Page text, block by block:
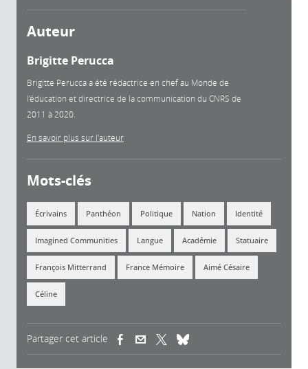
Auteur
Brigitte Perucca
Brigitte Perucca a été rédactrice en chef au Monde de
l'éducation et directrice de la communication du CNRS de
2011 à 2020.
En savoir plus sur l'auteur
Mots-clés
Écrivains Panthéon Politique Nation Identité
Imagined Communities Langue Académie Statuaire
François Mitterrand France Mémoire Aimé Césaire
Céline
Partager cet article (link is external)(link is external)